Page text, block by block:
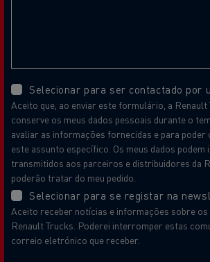
Selecionar para ser contactado por
Aceito que, ao enviar este formulário, a Renault
conserve os meus dados pessoais durante o
avaliar as informações fornecidas e para
este assunto específico. Os meus dados podem
transmitidos aos parceiros e distribuidores da
poderão tratar do meu pedido.
Selecionar para se registar na
Aceito receber notícias e informações sobre os
Renault Trucks. Poderei interromper estas
correio eletrónico que receber.